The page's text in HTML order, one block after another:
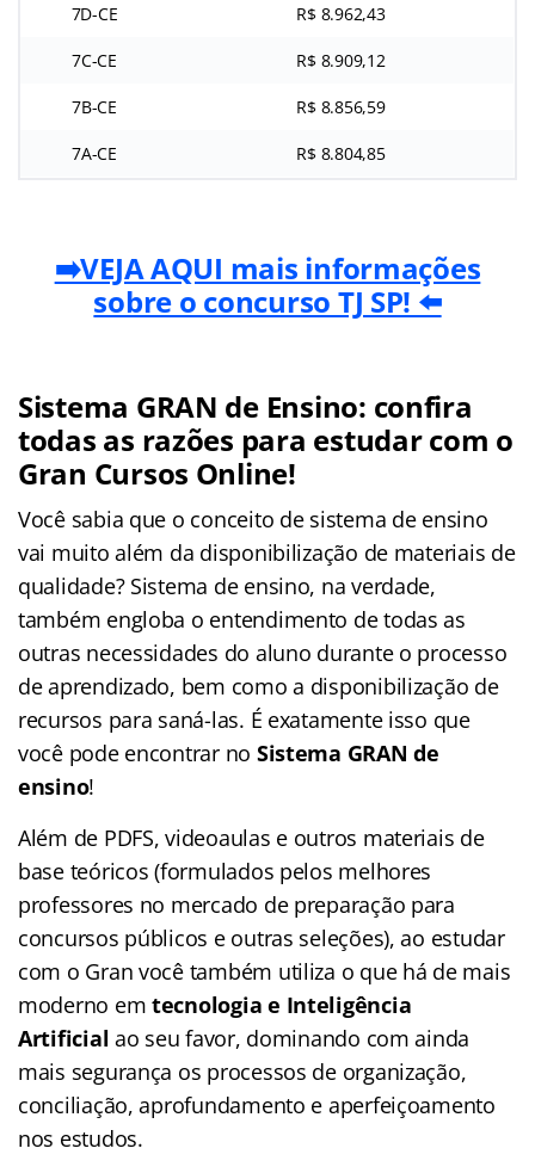
7D-CE R$ 8.962,43
7C-CE R$ 8.909,12
7B-CE R$ 8.856,59
7A-CE R$ 8.804,85
➡️VEJA AQUI mais informações
sobre o concurso TJ SP! ⬅️
Sistema GRAN de Ensino: confira
todas as razões para estudar com o
Gran Cursos Online!
Você sabia que o conceito de sistema de ensino
vai muito além da disponibilização de materiais de
qualidade? Sistema de ensino, na verdade,
também engloba o entendimento de todas as
outras necessidades do aluno durante o processo
de aprendizado, bem como a disponibilização de
recursos para saná-las. É exatamente isso que
você pode encontrar no Sistema GRAN de
ensino!
Além de PDFS, videoaulas e outros materiais de
base teóricos (formulados pelos melhores
professores no mercado de preparação para
concursos públicos e outras seleções), ao estudar
com o Gran você também utiliza o que há de mais
moderno emtecnologia e Inteligência
Artificial ao seu favor, dominando com ainda
mais segurança os processos de organização,
conciliação, aprofundamento e aperfeiçoamento
nos estudos.